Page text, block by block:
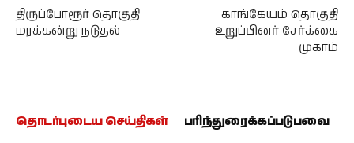
திருப்போரூர் தொகுதி
மரக்கன்று நடுதல்
காங்கேயம் தொகுதி
உறுப்பினர் சேர்க்கை
முகாம்
தொடர்புடைய செய்திகள் பரிந்துரைக்கப்படுபவை